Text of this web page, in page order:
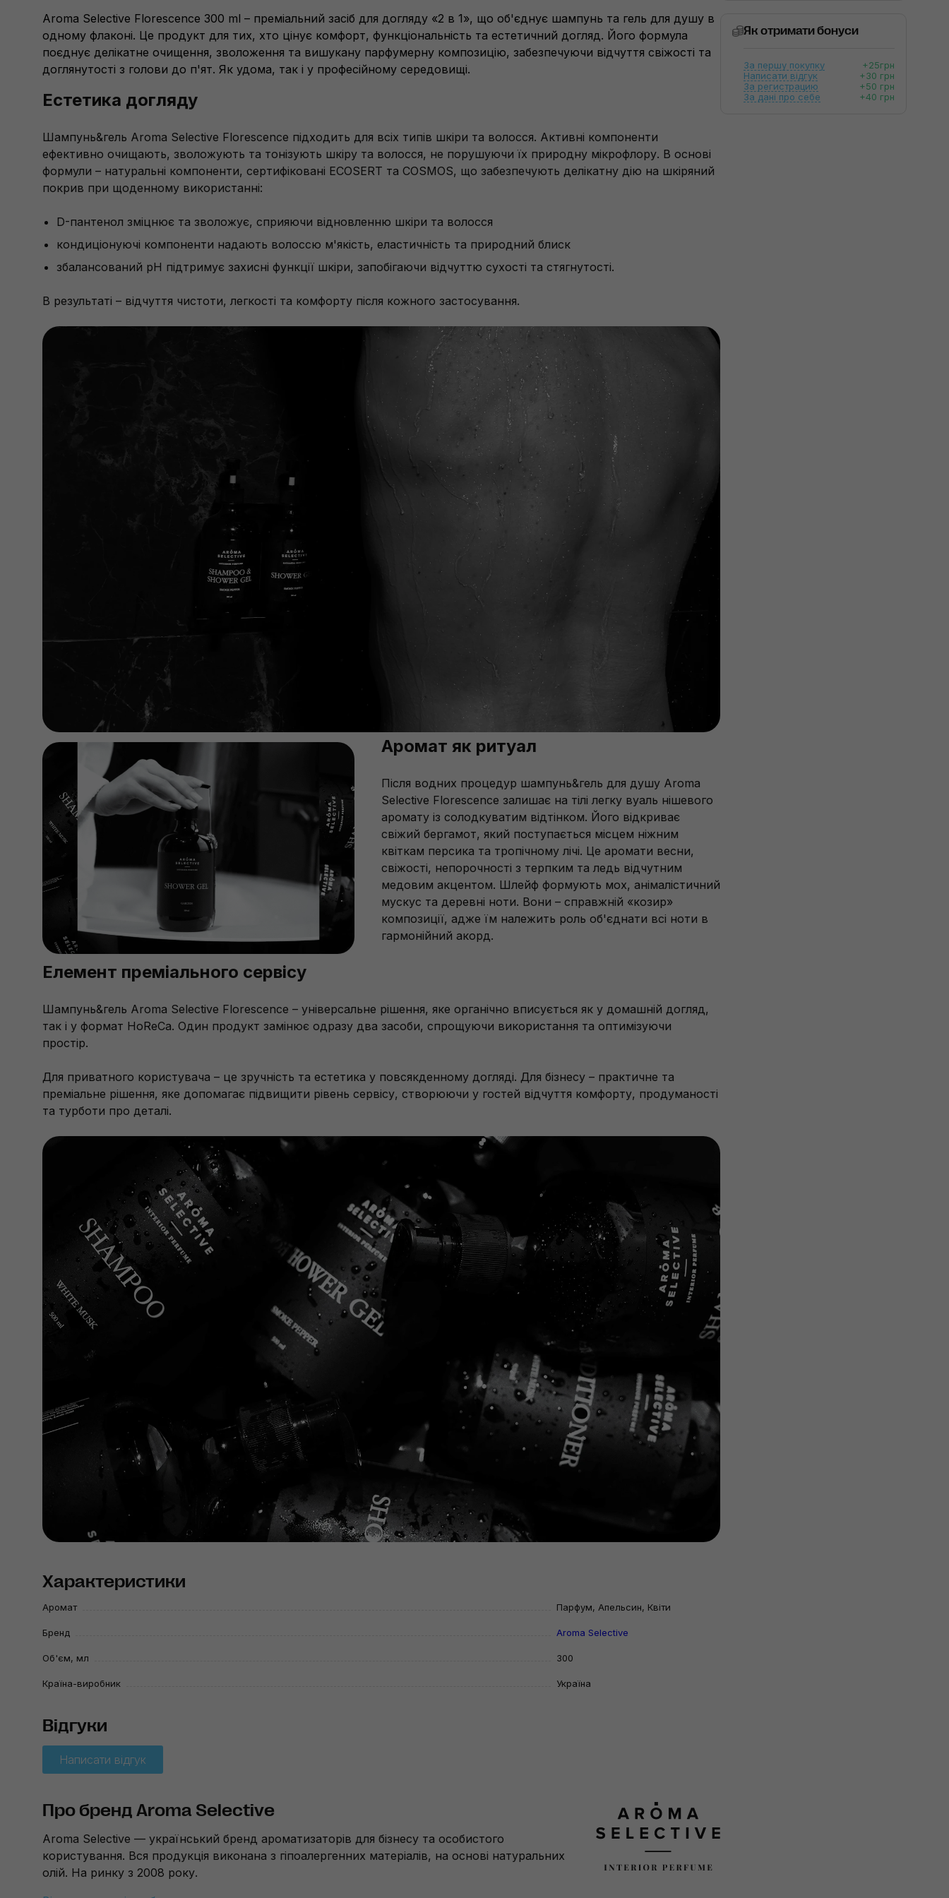
Aroma Selective Florescence 300 ml – преміальний засіб для догляду «2 в 1», що об'єднує шампунь та гель для душу в
одному флаконі. Це продукт для тих, хто цінує комфорт, функціональність та естетичний догляд. Його формула
поєднує делікатне очищення, зволоження та вишукану парфумерну композицію, забезпечуючи відчуття свіжості та
доглянутості з голови до п'ят. Як удома, так і у професійному середовищі.
Естетика догляду
Шампунь&гель Aroma Selective Florescence підходить для всіх типів шкіри та волосся. Активні компоненти
ефективно очищають, зволожують та тонізують шкіру та волосся, не порушуючи їх природну мікрофлору. В основі
формули – натуральні компоненти, сертифіковані ECOSERT та COSMOS, що забезпечують делікатну дію на шкіряний
покрив при щоденному використанні:
D-пантенол зміцнює та зволожує, сприяючи відновленню шкіри та волосся
кондиціонуючі компоненти надають волоссю м'якість, еластичність та природний блиск
збалансований pH підтримує захисні функції шкіри, запобігаючи відчуттю сухості та стягнутості.
В результаті – відчуття чистоти, легкості та комфорту після кожного застосування.
Аромат як ритуал
Після водних процедур шампунь&гель для душу Aroma
Selective Florescence залишає на тілі легку вуаль нішевого
аромату із солодкуватим відтінком. Його відкриває
свіжий бергамот, який поступається місцем ніжним
квіткам персика та тропічному лічі. Це аромати весни,
свіжості, непорочності з терпким та ледь відчутним
медовим акцентом. Шлейф формують мох, анімалістичний
мускус та деревні ноти. Вони – справжній «козир»
композиції, адже їм належить роль об'єднати всі ноти в
гармонійний акорд.
Елемент преміального сервісу
Шампунь&гель Aroma Selective Florescence – універсальне рішення, яке органічно вписується як у домашній догляд,
так і у формат HoReCa. Один продукт замінює одразу два засоби, спрощуючи використання та оптимізуючи
простір.
Для приватного користувача – це зручність та естетика у повсякденному догляді. Для бізнесу – практичне та
преміальне рішення, яке допомагає підвищити рівень сервісу, створюючи у гостей відчуття комфорту, продуманості
та турботи про деталі.
Характеристики
Аромат Парфум, Апельсин, Квіти
Бренд Aroma Selective
Об'єм, мл 300
Країна-виробник Україна
Відгуки
Написати відгук
Про бренд Aroma Selective
Aroma Selective — український бренд ароматизаторів для бізнесу та особистого
користування. Вся продукція виконана з гіпоалергенних матеріалів, на основі натуральних
олій. На ринку з 2008 року.
Як отримати бонуси
За першу покупку
+25грн
Написати відгук
+30 грн
За регистрацию
+50 грн
За дані про себе
+40 грн